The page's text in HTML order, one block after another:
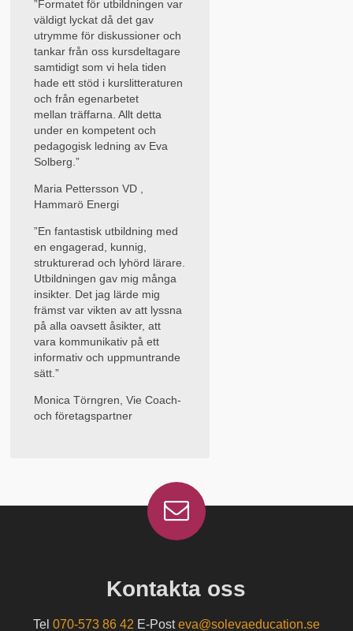
”Formatet för utbildningen var
väldigt lyckat då det gav
utrymme för diskussioner och
tankar från oss kursdeltagare
samtidigt som vi hela tiden
hade ett stöd i kurslitteraturen
och från egenarbetet
mellan träffarna. Allt detta
under en kompetent och
pedagogisk ledning av Eva
Solberg.”
Maria Pettersson VD ,
Hammarö Energi
”En fantastisk utbildning med
en engagerad, kunnig,
strukturerad och lyhörd lärare.
Utbildningen gav mig många
insikter. Det jag lärde mig
främst var vikten av att lyssna
på alla oavsett åsikter, att
vara kommunikativ på ett
informativ och uppmuntrande
sätt.”
Monica Törngren, Vie Coach-
och företagspartner
Kontakta oss
Tel 070-573 86 42 E-Posteva@solevaeducation.se